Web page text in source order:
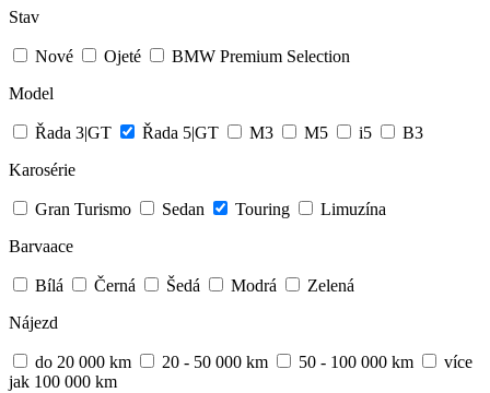
Stav
Nové Ojeté
BMW Premium Selection
Model
Řada 3|GT Řada 5|GT M3 M5 i5
B3
Karosérie
Gran Turismo Sedan Touring
Limuzína
Barvaace
Bílá Černá Šedá Modrá
Zelená
Nájezd
do 20 000 km 20 - 50 000 km 50 - 100 000 km
více
jak 100 000 km